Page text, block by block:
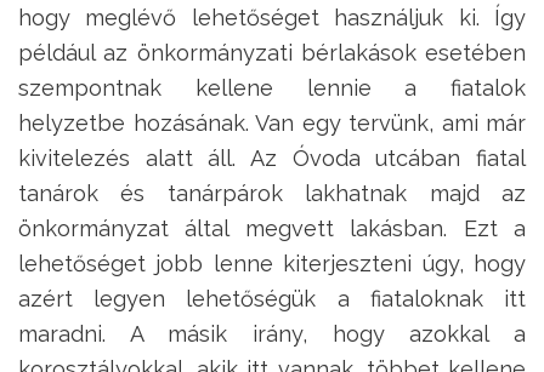
hogy meglévő lehetőséget használjuk ki. Így
például az önkormányzati bérlakások esetében
szempontnak kellene lennie a fiatalok
helyzetbe hozásának. Van egy tervünk, ami már
kivitelezés alatt áll. Az Óvoda utcában fiatal
tanárok és tanárpárok lakhatnak majd az
önkormányzat által megvett lakásban. Ezt a
lehetőséget jobb lenne kiterjeszteni úgy, hogy
azért legyen lehetőségük a fiataloknak itt
maradni. A másik irány, hogy azokkal a